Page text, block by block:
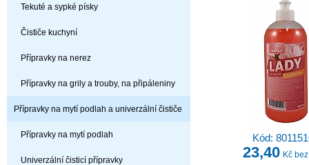
Tekuté a sypké písky
Čističe kuchyní
Přípravky na nerez
Přípravky na grily a trouby, na připáleniny
Přípravky na mytí podlah a univerzální čističe
Přípravky na mytí podlah
Univerzální čisticí přípravky
Kód:
23,40 Kč